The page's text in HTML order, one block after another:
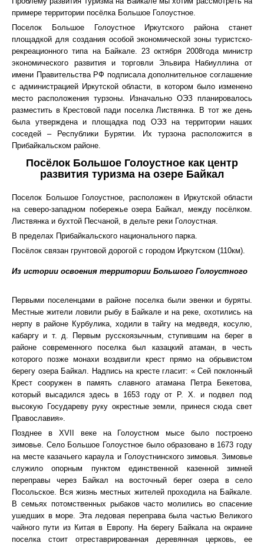
примере территории посёлка Большое Голоустное.
Поселок Большое Голоустное Иркутского района станет
площадкой для создания особой экономической зоны туристско-
рекреационного типа на Байкале. 23 октября 2008года министр
экономического развития и торговли Эльвира Набиуллина от
имени Правительства РФ подписала дополнительное соглашение
с администрацией Иркутской области, в котором было изменено
место расположения турзоны. Изначально ОЭЗ планировалось
разместить в Крестовой пади поселка Листвянка. В тот же день
была утверждена и площадка под ОЭЗ на территории наших
соседей – Республики Бурятии. Их турзона расположится в
Прибайкальском районе.
Посёлок Большое Голоустное как центр
развития туризма на озере Байкал
Поселок Большое Голоустное, расположен в Иркутской области
на северо-западном побережье озера Байкал, между посёлком.
Листвянка и бухтой Песчаной, в дельте реки Голоустная.
В пределах Прибайкальского национального парка.
Посёлок связан грунтовой дорогой с городом Иркутском (110км).
Из истории освоения территории Большого Голоустного
Первыми поселенцами в районе поселка были эвенки и буряты.
Местные жители ловили рыбу в Байкале и на реке, охотились на
нерпу в районе Курбулика, ходили в тайгу на медведя, косулю,
кабаргу и т. д. Первым русскоязычным, ступившим на берег в
районе современного поселка был казацкий атаман, в честь
которого позже монахи воздвигли крест прямо на обрывистом
берегу озера Байкал. Надпись на кресте гласит: « Сей поклонный
Крест сооружен в память славного атамана Петра Бекетова,
который высадился здесь в 1653 году от Р. Х. и подвел под
высокую Государеву руку окрестные земли, принеся сюда свет
Православия».
Позднее в XVII веке на Голоустном мысе было построено
зимовье. Село Большое Голоустное было образовано в 1673 году
на месте казачьего караула и Голоустнинского зимовья. Зимовье
служило опорным пунктом единственной казенной зимней
переправы через Байкал на восточный берег озера в село
Посольское. Вся жизнь местных жителей проходила на Байкале.
В семьях потомственных рыбаков часто молились во спасение
ушедших в море. Эта ледовая переправа была частью Великого
чайного пути из Китая в Европу. На берегу Байкала на окраине
поселка стоит отреставрированная деревянная церковь, ее